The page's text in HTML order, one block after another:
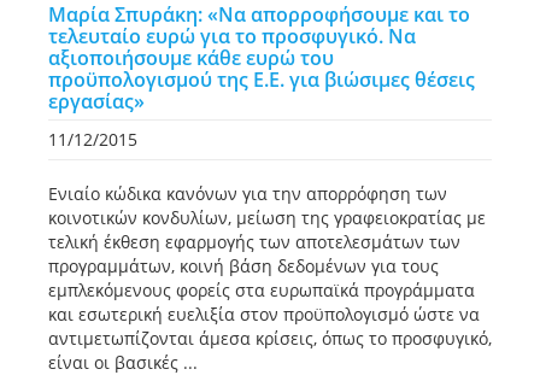
Μαρία Σπυράκη: «Να απορροφήσουμε και το
τελευταίο ευρώ για το προσφυγικό. Να
αξιοποιήσουμε κάθε ευρώ του
προϋπολογισμού της Ε.Ε. για βιώσιμες θέσεις
εργασίας»
11/12/2015
Ενιαίο κώδικα κανόνων για την απορρόφηση των
κοινοτικών κονδυλίων, μείωση της γραφειοκρατίας με
τελική έκθεση εφαρμογής των αποτελεσμάτων των
προγραμμάτων, κοινή βάση δεδομένων για τους
εμπλεκόμενους φορείς στα ευρωπαϊκά προγράμματα
και εσωτερική ευελιξία στον προϋπολογισμό ώστε να
αντιμετωπίζονται άμεσα κρίσεις, όπως το προσφυγικό,
είναι οι βασικές ...